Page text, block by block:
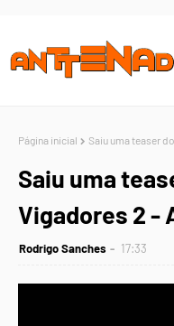
Página inicial Saiu uma teaser
Saiu uma
Vigadores 2 -
Rodrigo Sanches 17:33